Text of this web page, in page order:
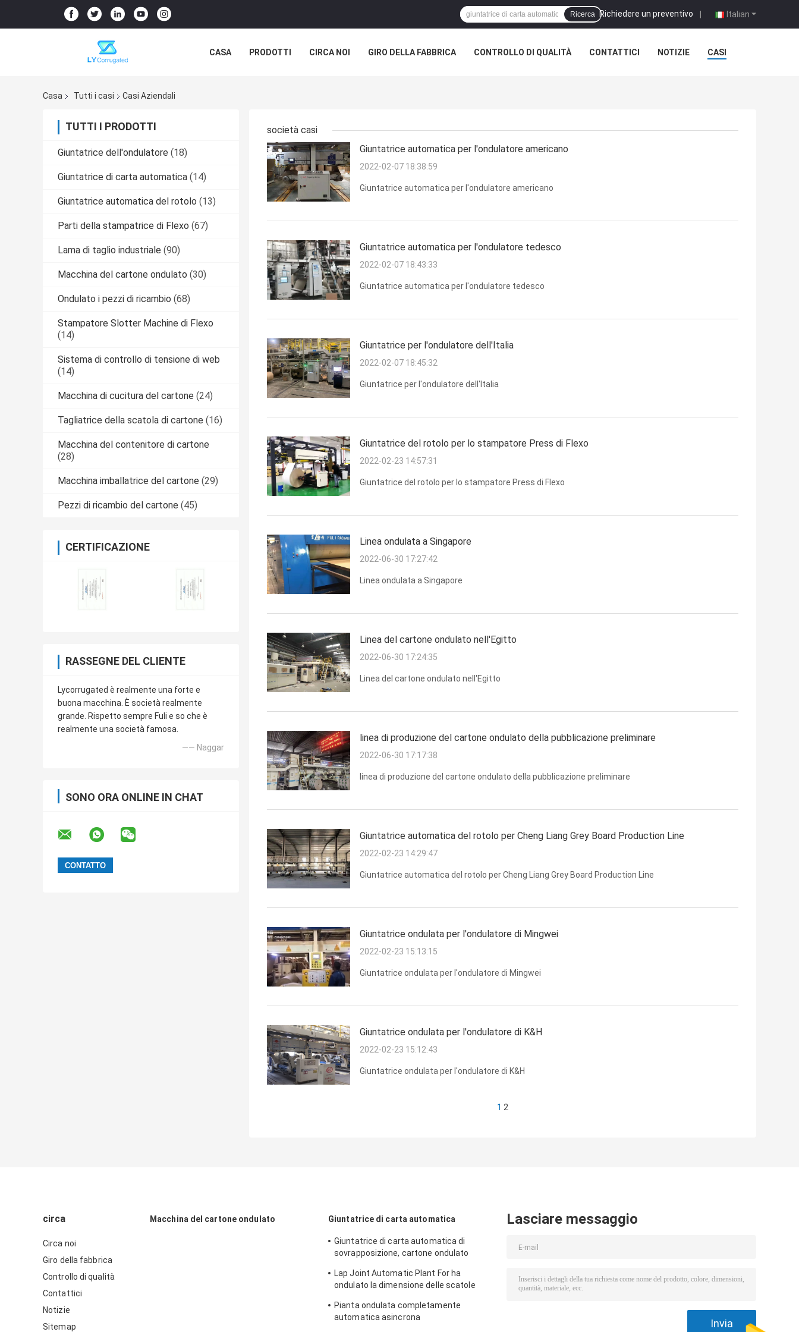
Italian
Richiedere un preventivo |
Ricerca
CASA PRODOTTI CIRCA NOI GIRO DELLA FABBRICA CONTROLLO DI QUALITÀ CONTATTICI NOTIZIE CASI
Casa
Tutti i casi Casi Aziendali
TUTTI I PRODOTTI
Giuntatrice dell'ondulatore (18)
Giuntatrice di carta automatica (14)
Giuntatrice automatica del rotolo (13)
Parti della stampatrice di Flexo (67)
Lama di taglio industriale (90)
Macchina del cartone ondulato (30)
Ondulato i pezzi di ricambio (68)
Stampatore Slotter Machine di Flexo
(14)
Sistema di controllo di tensione di web
(14)
Macchina di cucitura del cartone (24)
Tagliatrice della scatola di cartone (16)
Macchina del contenitore di cartone
(28)
Macchina imballatrice del cartone (29)
Pezzi di ricambio del cartone (45)
CERTIFICAZIONE
RASSEGNE DEL CLIENTE
Lycorrugated è realmente una forte e
buona macchina. È società realmente
grande. Rispetto sempre Fuli e so che è
realmente una società famosa.
—— Naggar
SONO ORA ONLINE IN CHAT
società casi
Giuntatrice automatica per l'ondulatore americano
2022-02-07 18:38:59
Giuntatrice automatica per l'ondulatore americano
Giuntatrice automatica per l'ondulatore tedesco
2022-02-07 18:43:33
Giuntatrice automatica per l'ondulatore tedesco
Giuntatrice per l'ondulatore dell'Italia
2022-02-07 18:45:32
Giuntatrice per l'ondulatore dell'Italia
Giuntatrice del rotolo per lo stampatore Press di Flexo
2022-02-23 14:57:31
Giuntatrice del rotolo per lo stampatore Press di Flexo
Linea ondulata a Singapore
2022-06-30 17:27:42
Linea ondulata a Singapore
Linea del cartone ondulato nell'Egitto
2022-06-30 17:24:35
Linea del cartone ondulato nell'Egitto
linea di produzione del cartone ondulato della pubblicazione preliminare
2022-06-30 17:17:38
linea di produzione del cartone ondulato della pubblicazione preliminare
Giuntatrice automatica del rotolo per Cheng Liang Grey Board Production Line
2022-02-23 14:29:47
Giuntatrice automatica del rotolo per Cheng Liang Grey Board Production Line
Giuntatrice ondulata per l'ondulatore di Mingwei
2022-02-23 15:13:15
Giuntatrice ondulata per l'ondulatore di Mingwei
Giuntatrice ondulata per l'ondulatore di K&H
2022-02-23 15:12:43
Giuntatrice ondulata per l'ondulatore di K&H
1 2
circa
Circa noi
Giro della fabbrica
Controllo di qualità
Contattici
Notizie
Sitemap
Macchina del cartone ondulato Giuntatrice di carta automatica
Giuntatrice di carta automatica di
sovrapposizione, cartone ondulato
Lap Joint Automatic Plant For ha
ondulato la dimensione delle scatole
Pianta ondulata completamente
automatica asincrona
Lasciare messaggio